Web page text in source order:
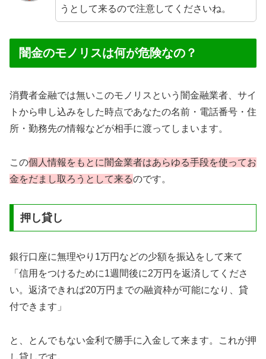
うとして来るので注意してくださいね。
闇金のモノリスは何が危険なの？
消費者金融では無いこのモノリスという闇金融業者、サイ
トから申し込みをした時点であなたの名前・電話番号・住
所・勤務先の情報などが相手に渡ってしまいます。
この個人情報をもとに闇金業者はあらゆる手段を使ってお
金をだまし取ろうとして来るのです。
押し貸し
銀行口座に無理やり1万円などの少額を振込をして来て
「信用をつけるために1週間後に2万円を返済してくださ
い。返済できれば20万円までの融資枠が可能になり、貸
付できます」
と、とんでもない金利で勝手に入金して来ます。これが押
し貸しです。